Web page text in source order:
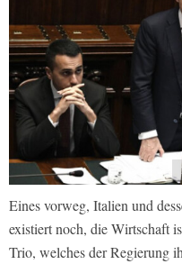
Eines vorweg, Italien und
existiert noch, die Wirtschaft
Trio, welches der Regierung